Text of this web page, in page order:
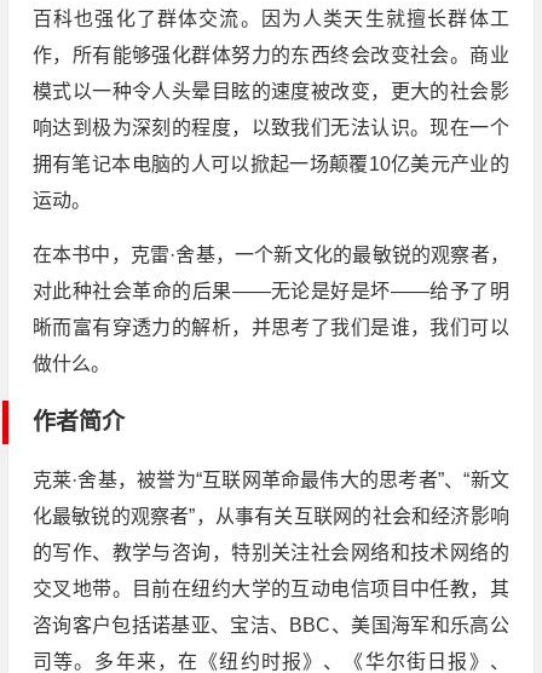
百科也强化了群体交流。因为人类天生就擅长群体工
作，所有能够强化群体努力的东西终会改变社会。商业
模式以一种令人头晕目眩的速度被改变，更大的社会影
响达到极为深刻的程度，以致我们无法认识。现在一个
拥有笔记本电脑的人可以掀起一场颠覆10亿美元产业的
运动。
在本书中，克雷·舍基，一个新文化的最敏锐的观察者，
对此种社会革命的后果——无论是好是坏——给予了明
晰而富有穿透力的解析，并思考了我们是谁，我们可以
做什么。
作者简介
克莱·舍基，被誉为“互联网革命最伟大的思考者”、“新文
化最敏锐的观察者”，从事有关互联网的社会和经济影响
的写作、教学与咨询，特别关注社会网络和技术网络的
交叉地带。目前在纽约大学的互动电信项目中任教，其
咨询客户包括诺基亚、宝洁、BBC、美国海军和乐高公
司等。多年来，在《纽约时报》、《华尔街日报》、